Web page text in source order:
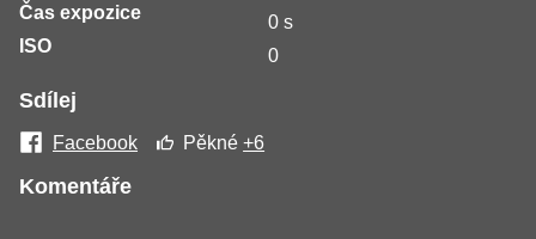
Čas expozice
0 s
ISO
0
Sdílej
Facebook Pěkné+6
Komentáře